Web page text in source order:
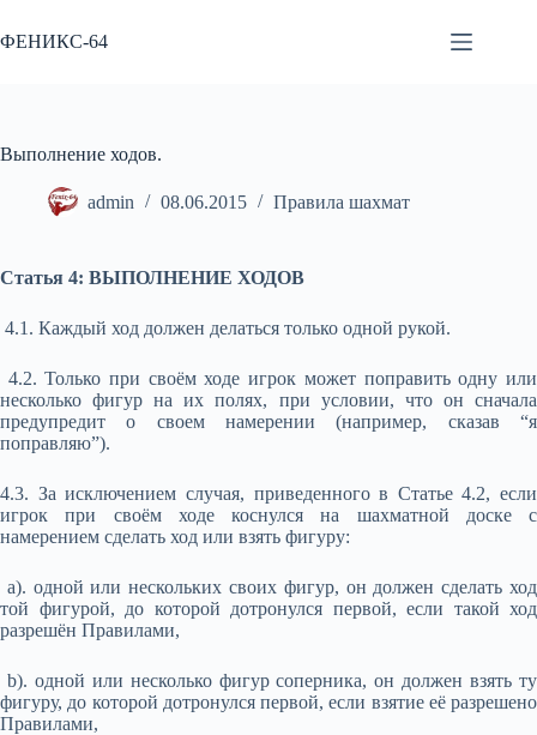
к
сути
ФЕНИКС-64
Выполнение ходов.
admin 08.06.2015 Правила шахмат
Статья 4: ВЫПОЛНЕНИЕ ХОДОВ
4.1. Каждый ход должен делаться только одной рукой.
4.2. Только при своём ходе игрок может поправить одну или
несколько фигур на их полях, при условии, что он сначала
предупредит о своем намерении (например, сказав “я
поправляю”).
4.3. За исключением случая, приведенного в Статье 4.2, если
игрок при своём ходе коснулся на шахматной доске с
намерением сделать ход или взять фигуру:
a). одной или нескольких своих фигур, он должен сделать ход
той фигурой, до которой дотронулся первой, если такой ход
разрешён Правилами,
b). одной или несколько фигур соперника, он должен взять ту
фигуру, до которой дотронулся первой, если взятие её разрешено
Правилами,